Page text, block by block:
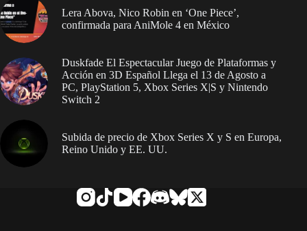
Lera Abova, Nico Robin en ‘One Piece’,
confirmada para AniMole 4 en México
Duskfade El Espectacular Juego de Plataformas y
Acción en 3D Español Llega el 13 de Agosto a
PC, PlayStation 5, Xbox Series X|S y Nintendo
Switch 2
Subida de precio de Xbox Series X y S en Europa,
Reino Unido y EE. UU.